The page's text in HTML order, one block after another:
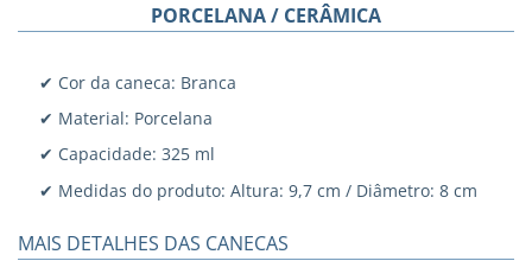
PORCELANA / CERÂMICA
✔ Cor da caneca: Branca
✔ Material: Porcelana
✔ Capacidade: 325 ml
✔ Medidas do produto: Altura: 9,7 cm / Diâmetro: 8 cm
MAIS DETALHES DAS CANECAS